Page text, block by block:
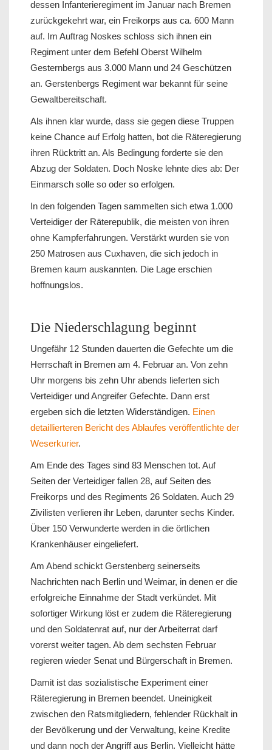
dessen Infanterieregiment im Januar nach Bremen
zurückgekehrt war, ein Freikorps aus ca. 600 Mann
auf. Im Auftrag Noskes schloss sich ihnen ein
Regiment unter dem Befehl Oberst Wilhelm
Gesternbergs aus 3.000 Mann und 24 Geschützen
an. Gerstenbergs Regiment war bekannt für seine
Gewaltbereitschaft.
Als ihnen klar wurde, dass sie gegen diese Truppen
keine Chance auf Erfolg hatten, bot die Räteregierung
ihren Rücktritt an. Als Bedingung forderte sie den
Abzug der Soldaten. Doch Noske lehnte dies ab: Der
Einmarsch solle so oder so erfolgen.
In den folgenden Tagen sammelten sich etwa 1.000
Verteidiger der Räterepublik, die meisten von ihren
ohne Kampferfahrungen. Verstärkt wurden sie von
250 Matrosen aus Cuxhaven, die sich jedoch in
Bremen kaum auskannten. Die Lage erschien
hoffnungslos.
Die Niederschlagung beginnt
Ungefähr 12 Stunden dauerten die Gefechte um die
Herrschaft in Bremen am 4. Februar an. Von zehn
Uhr morgens bis zehn Uhr abends lieferten sich
Verteidiger und Angreifer Gefechte. Dann erst
ergeben sich die letzten Widerständigen. Einen
detaillierteren Bericht des Ablaufes veröffentlichte der
Weserkurier.
Am Ende des Tages sind 83 Menschen tot. Auf
Seiten der Verteidiger fallen 28, auf Seiten des
Freikorps und des Regiments 26 Soldaten. Auch 29
Zivilisten verlieren ihr Leben, darunter sechs Kinder.
Über 150 Verwunderte werden in die örtlichen
Krankenhäuser eingeliefert.
Am Abend schickt Gerstenberg seinerseits
Nachrichten nach Berlin und Weimar, in denen er die
erfolgreiche Einnahme der Stadt verkündet. Mit
sofortiger Wirkung löst er zudem die Räteregierung
und den Soldatenrat auf, nur der Arbeiterrat darf
vorerst weiter tagen. Ab dem sechsten Februar
regieren wieder Senat und Bürgerschaft in Bremen.
Damit ist das sozialistische Experiment einer
Räteregierung in Bremen beendet. Uneinigkeit
zwischen den Ratsmitgliedern, fehlender Rückhalt in
der Bevölkerung und der Verwaltung, keine Kredite
und dann noch der Angriff aus Berlin. Vielleicht hätte